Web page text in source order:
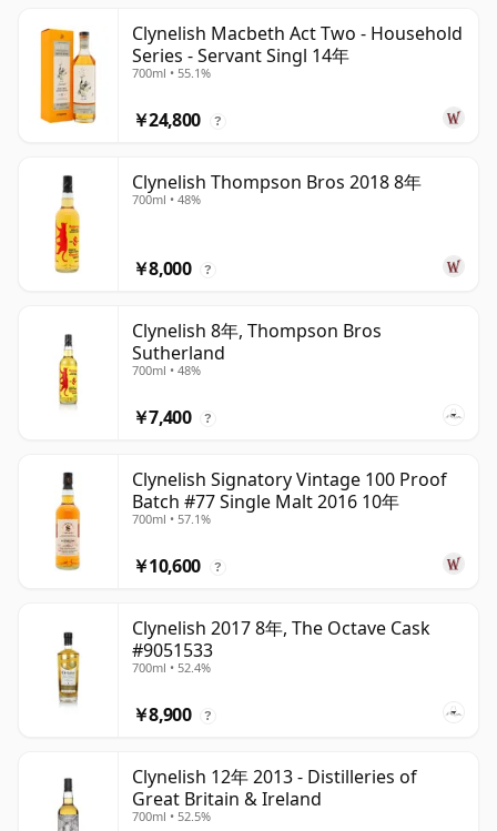
Clynelish Macbeth Act Two - Household
Series - Servant Singl 14年
700ml • 55.1%
￥24,800 ?
Clynelish Thompson Bros 2018 8年
700ml • 48%
￥8,000 ?
Clynelish 8年, Thompson Bros
Sutherland
700ml • 48%
￥7,400 ?
Clynelish Signatory Vintage 100 Proof
Batch #77 Single Malt 2016 10年
700ml • 57.1%
￥10,600 ?
Clynelish 2017 8年, The Octave Cask
#9051533
700ml • 52.4%
￥8,900 ?
Clynelish 12年 2013 - Distilleries of
Great Britain & Ireland
700ml • 52.5%